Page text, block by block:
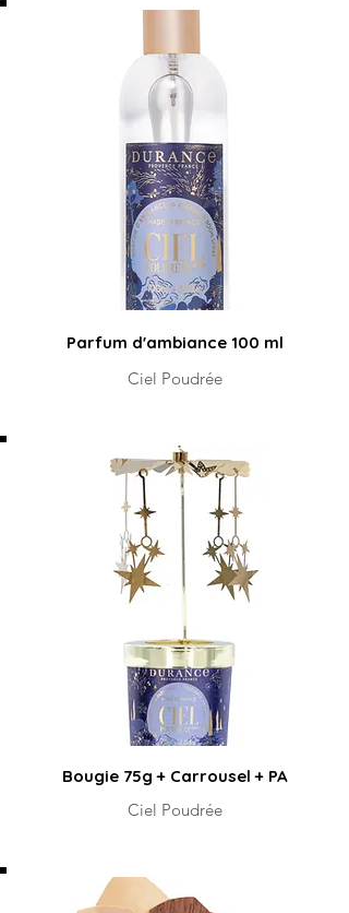
Parfum d'ambiance 100 ml
Ciel Poudrée
Bougie 75g + Carrousel + PA
Ciel Poudrée